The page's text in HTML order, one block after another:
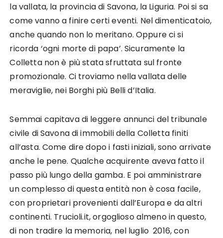
la vallata, la provincia di Savona, la Liguria. Poi si sa
come vanno a finire certi eventi. Nel dimenticatoio,
anche quando non lo meritano. Oppure ci si
ricorda ‘ogni morte di papa’. Sicuramente la
Colletta non è più stata sfruttata sul fronte
promozionale. Ci troviamo nella vallata delle
meraviglie, nei Borghi più Belli d’Italia.
Semmai capitava di leggere annunci del tribunale
civile di Savona di immobili della Colletta finiti
all’asta. Come dire dopo i fasti iniziali, sono arrivate
anche le pene. Qualche acquirente aveva fatto il
passo più lungo della gamba. E poi amministrare
un complesso di questa entità non è cosa facile,
con proprietari provenienti dall’Europa e da altri
continenti. Trucioli.it, orgoglioso almeno in questo,
di non tradire la memoria, nel luglio 2016, con